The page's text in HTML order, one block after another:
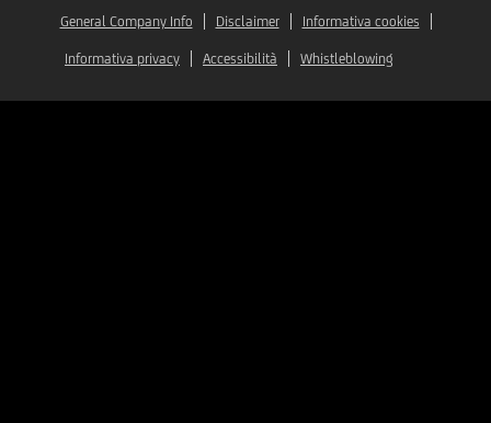
General Company Info
Disclaimer Informativa cookies
Informativa privacy Accessibilità Whistleblowing